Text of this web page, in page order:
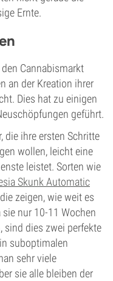
Ernte.
Cannabismarkt
an der Kreation ihrer
Dies hat zu einigen
geführt.
die ihre ersten Schritte
wollen, leicht eine
leistet. Sorten wie
Skunk Automatic
zeigen, wie weit es
nur 10-11 Wochen
sind dies zwei perfekte
suboptimalen
sehr viele
sie alle bleiben der